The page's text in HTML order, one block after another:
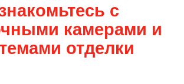
с
камерами и
отделки